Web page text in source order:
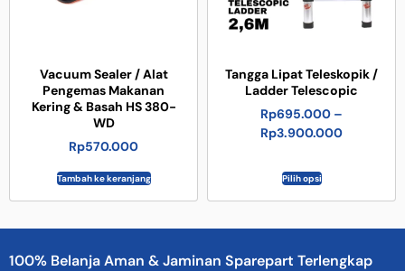
Vacuum Sealer / Alat
Pengemas Makanan
Kering & Basah HS 380-
WD
Rp570.000
Tambah ke keranjang
Tangga Lipat Teleskopik /
Ladder Telescopic
Rp695.000 –
Rp3.900.000
Pilih opsi
100% Belanja Aman & Jaminan Sparepart Terlengkap